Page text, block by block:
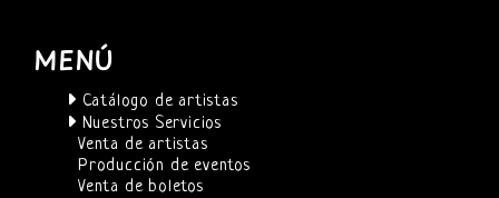
MENÚ
Catálogo de artistas
Nuestros Servicios
Venta de artistas
Producción de eventos
Venta de boletos